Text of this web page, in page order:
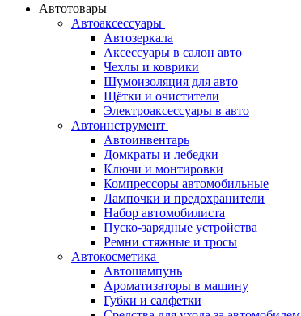
Автотовары
Автоаксессуары
Автозеркала
Аксессуары в салон авто
Чехлы и коврики
Шумоизоляция для авто
Щётки и очистители
Электроаксессуары в авто
Автоинструмент
Автоинвентарь
Домкраты и лебедки
Ключи и монтировки
Компрессоры автомобильные
Лампочки и предохранители
Набор автомобилиста
Пуско-зарядные устройства
Ремни стяжные и тросы
Автокосметика
Автошампунь
Ароматизаторы в машину
Губки и салфетки